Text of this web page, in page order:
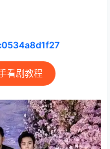
看剧教程